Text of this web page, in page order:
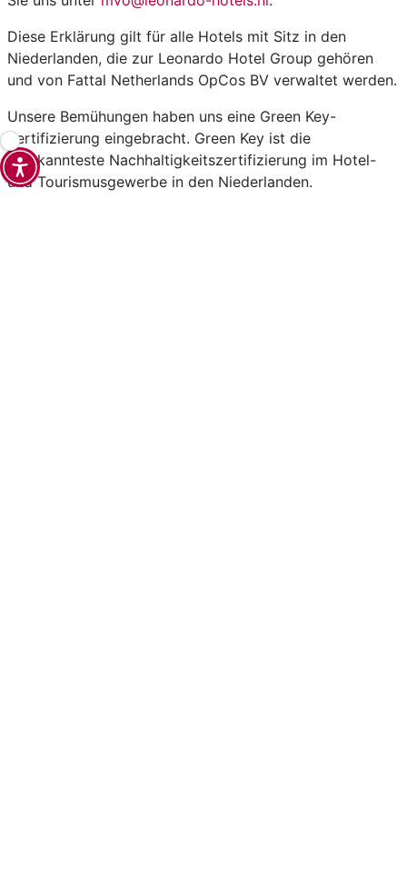
Diese Erklärung gilt für alle Hotels mit Sitz in den
Niederlanden, die zur Leonardo Hotel Group gehören
und von Fattal Netherlands OpCos BV verwaltet werden.
Unsere Bemühungen haben uns eine Green Key-
Zertifizierung eingebracht. Green Key ist die
anerkannteste Nachhaltigkeitszertifizierung im Hotel-
und Tourismusgewerbe in den Niederlanden.